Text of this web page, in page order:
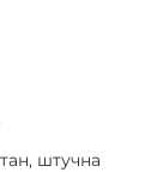
штучна